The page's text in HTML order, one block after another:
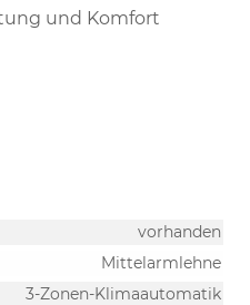
und Komfort
vorhanden
Mittelarmlehne
3-Zonen-Klimaautomatik